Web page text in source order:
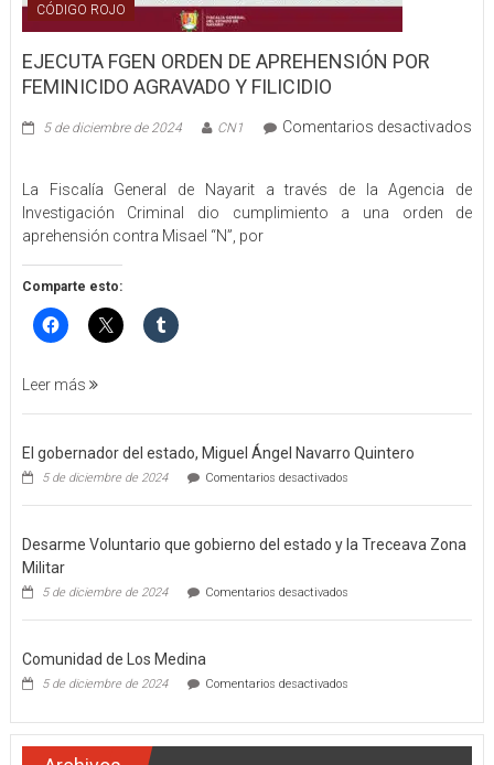
CÓDIGO ROJO
EJECUTA FGEN ORDEN DE APREHENSIÓN POR
FEMINICIDO AGRAVADO Y FILICIDIO
5 de diciembre de 2024 CN1
Comentarios desactivados
FGEN
ORDEN
DE
APREHENSIÓN
POR
FEMINICIDO
AGRAVADO
FILICIDIO
La Fiscalía General de Nayarit a través de la Agencia de
Investigación Criminal dio cumplimiento a una orden de
aprehensión contra Misael “N”, por
Comparte esto:
Leer más
El gobernador del estado, Miguel Ángel Navarro Quintero
5 de diciembre de 2024 Comentarios desactivadosen
gobernador
estado,
Navarro
Desarme Voluntario que gobierno del estado y la Treceava Zona
Militar
5 de diciembre de 2024 Comentarios desactivadosen
Voluntario
estado
la
Treceava
Comunidad de Los Medina
5 de diciembre de 2024 Comentarios desactivadosen
Los
Medina